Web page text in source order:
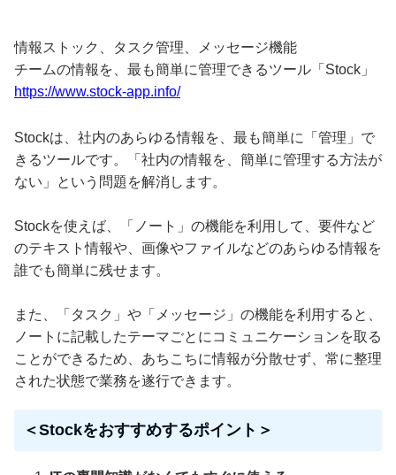
情報ストック、タスク管理、メッセージ機能
チームの情報を、最も簡単に管理できるツール「Stock」
https://www.stock-app.info/
Stockは、社内のあらゆる情報を、最も簡単に「管理」で
きるツールです。「社内の情報を、簡単に管理する方法が
ない」という問題を解消します。
Stockを使えば、「ノート」の機能を利用して、要件など
のテキスト情報や、画像やファイルなどのあらゆる情報を
誰でも簡単に残せます。
また、「タスク」や「メッセージ」の機能を利用すると、
ノートに記載したテーマごとにコミュニケーションを取る
ことができるため、あちこちに情報が分散せず、常に整理
された状態で業務を遂行できます。
＜Stockをおすすめするポイント＞